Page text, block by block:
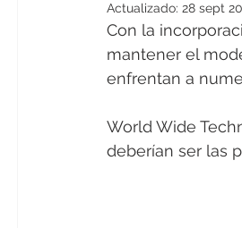
Actualizado: 28 sept
Con la
mantener el
enfrentan a
World Wide
deberían ser las